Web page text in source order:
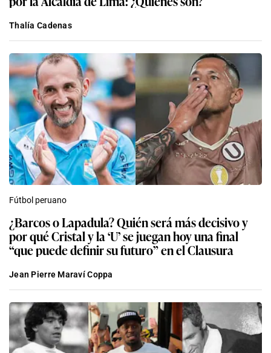
Thalía Cadenas
Fútbol peruano
¿Barcos o Lapadula? Quién será más decisivo y
por qué Cristal y la ‘U’ se juegan hoy una final
“que puede definir su futuro” en el Clausura
Jean Pierre Maraví Coppa